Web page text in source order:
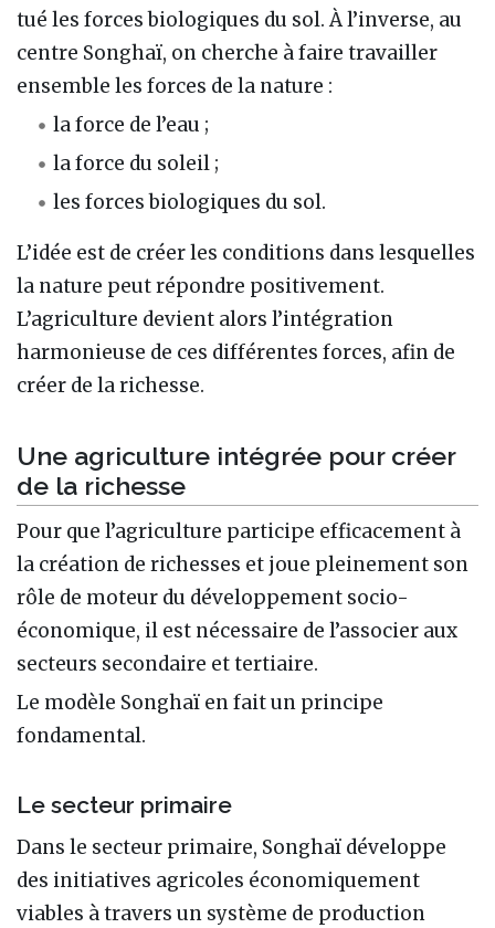
tué les forces biologiques du sol. À l’inverse, au
centre Songhaï, on cherche à faire travailler
ensemble les forces de la nature :
la force de l’eau ;
la force du soleil ;
les forces biologiques du sol.
L’idée est de créer les conditions dans lesquelles
la nature peut répondre positivement.
L’agriculture devient alors l’intégration
harmonieuse de ces différentes forces, afin de
créer de la richesse.
Une agriculture intégrée pour créer
de la richesse
Pour que l’agriculture participe efficacement à
la création de richesses et joue pleinement son
rôle de moteur du développement socio-
économique, il est nécessaire de l’associer aux
secteurs secondaire et tertiaire.
Le modèle Songhaï en fait un principe
fondamental.
Le secteur primaire
Dans le secteur primaire, Songhaï développe
des initiatives agricoles économiquement
viables à travers un système de production